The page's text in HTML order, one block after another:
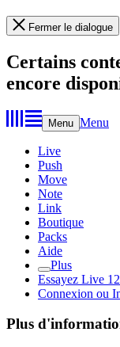
Fermer le dialogue
Certains
encore
Menu Menu
Live
Push
Move
Note
Link
Boutique
Packs
Aide
Plus
Essayez Live
Connexion ou
Plus